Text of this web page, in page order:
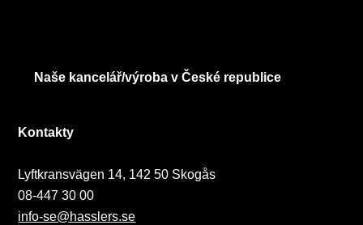
Naše kancelář/výroba v České republice
Kontakty
Lyftkransvägen 14, 142 50 Skogås
08-447 30 00
info-se@hasslers.se